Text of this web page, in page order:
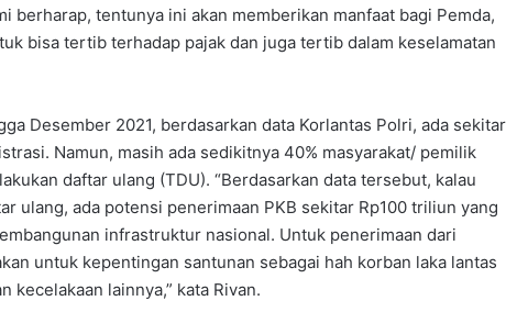
berharap, tentunya ini akan memberikan manfaat bagi Pemda,
bisa tertib terhadap pajak dan juga tertib dalam keselamatan
Desember 2021, berdasarkan data Korlantas Polri, ada sekitar
Namun, masih ada sedikitnya 40% masyarakat/ pemilik
daftar ulang (TDU). “Berdasarkan data tersebut, kalau
ulang, ada potensi penerimaan PKB sekitar Rp100 triliun yang
infrastruktur nasional. Untuk penerimaan dari
untuk kepentingan santunan sebagai hah korban laka lantas
kecelakaan lainnya,” kata Rivan.